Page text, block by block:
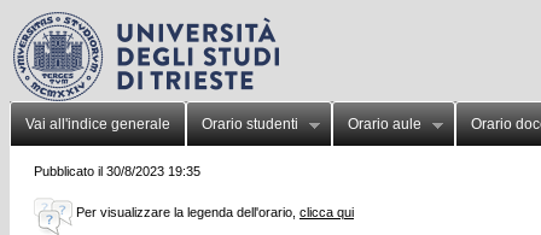
Vai all'indice generale Orario studenti Orario aule Orario
Pubblicato il 30/8/2023 19:35
Per visualizzare la legenda dell'orario, clicca qui